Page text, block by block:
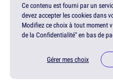
Ce contenu est fourni par un
devez accepter les cookies dans
Modifiez ce choix à tout moment
de la Confidentialité" en bas de
Gérer mes choix